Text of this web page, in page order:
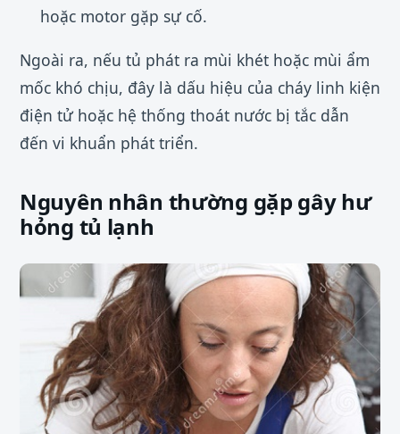
hoặc motor gặp sự cố.
Ngoài ra, nếu tủ phát ra mùi khét hoặc mùi ẩm
mốc khó chịu, đây là dấu hiệu của cháy linh kiện
điện tử hoặc hệ thống thoát nước bị tắc dẫn
đến vi khuẩn phát triển.
Nguyên nhân thường gặp gây hư
hỏng tủ lạnh